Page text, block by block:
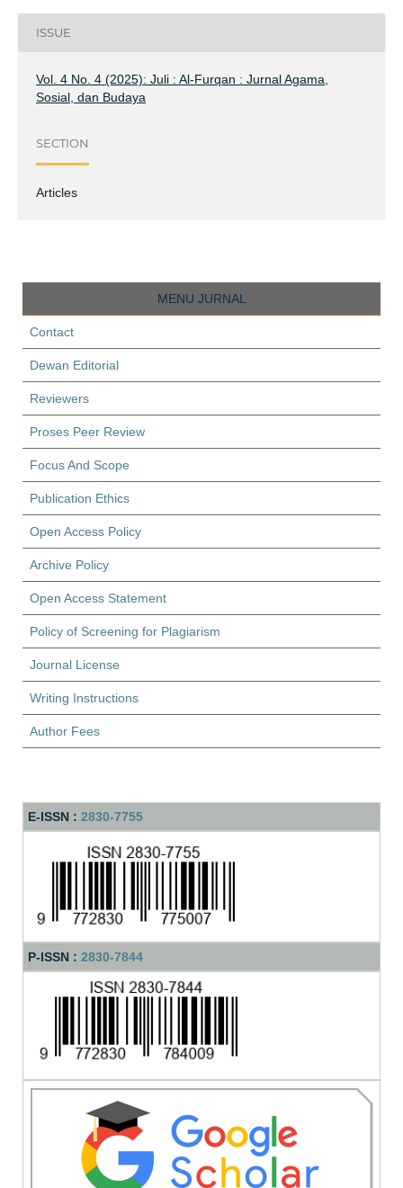
ISSUE
Vol. 4 No. 4 (2025): Juli : Al-Furqan : Jurnal Agama,
Sosial, dan Budaya
SECTION
Articles
MENU JURNAL
Contact
Dewan Editorial
Reviewers
Proses Peer Review
Focus And Scope
Publication Ethics
Open Access Policy
Archive Policy
Open Access Statement
Policy of Screening for Plagiarism
Journal License
Writing Instructions
Author Fees
E-ISSN : 2830-7755
P-ISSN : 2830-7844